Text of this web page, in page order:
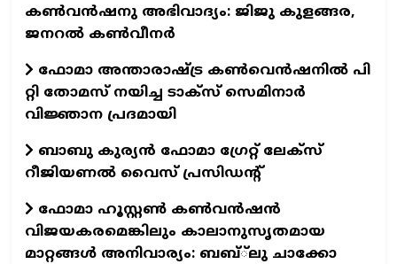
കൺവൻഷനു അഭിവാദ്യം: ജിജു കുളങ്ങര,
ജനറൽ കൺവീനർ
ഫോമാ അന്താരാഷ്ട്ര കൺവെൻഷനിൽ പി
റ്റി തോമസ് നയിച്ച ടാക്‌സ്‌ സെമിനാർ
വിജ്ഞാന പ്രദമായി
ബാബു കുര്യൻ ഫോമാ ഗ്രേറ്റ് ലേക്സ്
റീജിയണൽ വൈസ് പ്രസിഡന്റ്
ഫോമാ ഹൂസ്റ്റൺ കൺവൻഷൻ
വിജയകരമെങ്കിലും കാലാനുസൃതമായ
മാറ്റങ്ങൾ അനിവാര്യം: ബബ്്‌ലു ചാക്കോ